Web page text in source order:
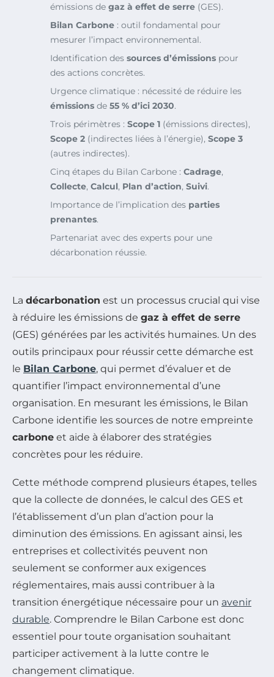
émissions de gaz à effet de serre (GES).
Bilan Carbone : outil fondamental pour
mesurer l’impact environnemental.
Identification des sources d’émissions pour
des actions concrètes.
Urgence climatique : nécessité de réduire les
émissions de 55 % d’ici 2030.
Trois périmètres : Scope 1 (émissions directes),
Scope 2 (indirectes liées à l’énergie), Scope 3
(autres indirectes).
Cinq étapes du Bilan Carbone : Cadrage,
Collecte, Calcul, Plan d’action, Suivi.
Importance de l’implication des parties
prenantes.
Partenariat avec des experts pour une
décarbonation réussie.
La décarbonation est un processus crucial qui vise
à réduire les émissions de gaz à effet de serre
(GES) générées par les activités humaines. Un des
outils principaux pour réussir cette démarche est
le Bilan Carbone, qui permet d’évaluer et de
quantifier l’impact environnemental d’une
organisation. En mesurant les émissions, le Bilan
Carbone identifie les sources de notre empreinte
carbone et aide à élaborer des stratégies
concrètes pour les réduire.
Cette méthode comprend plusieurs étapes, telles
que la collecte de données, le calcul des GES et
l’établissement d’un plan d’action pour la
diminution des émissions. En agissant ainsi, les
entreprises et collectivités peuvent non
seulement se conformer aux exigences
réglementaires, mais aussi contribuer à la
transition énergétique nécessaire pour un avenir
durable. Comprendre le Bilan Carbone est donc
essentiel pour toute organisation souhaitant
participer activement à la lutte contre le
changement climatique.